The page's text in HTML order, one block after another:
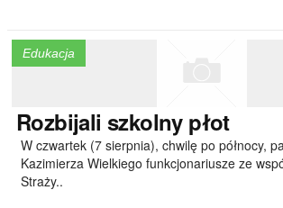
Edukacja
Rozbijali szkolny płot
W czwartek (7 sierpnia), chwilę po północy,
Kazimierza Wielkiego funkcjonariusze ze
Straży..